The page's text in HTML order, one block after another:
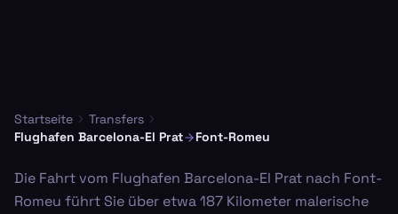
Startseite
Transfers
Flughafen Barcelona-El Prat
Font-Romeu
Die Fahrt vom Flughafen Barcelona-El Prat nach Font-
Romeu führt Sie über etwa 187 Kilometer malerische